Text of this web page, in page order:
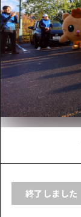
ス
旬
お
終了しました